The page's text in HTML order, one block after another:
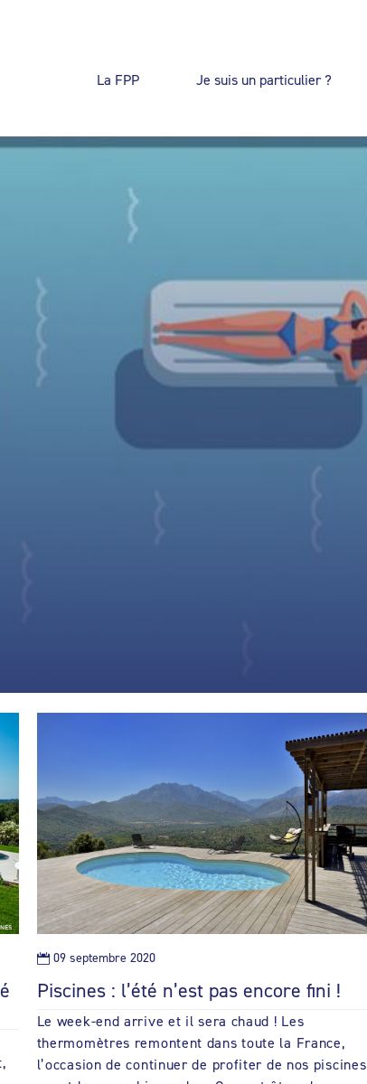
La FPP Je suis un particulier ?
Piscines : l’été n’est pas encore fini !
Le week-end arrive et il sera chaud ! Les
thermomètres remontent dans toute la France,
l’occasion de continuer de profiter de nos piscines
 09 septembre 2020